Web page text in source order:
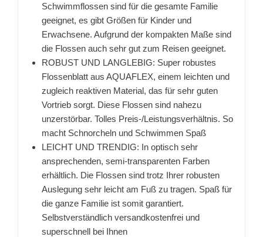
Schwimmflossen sind für die gesamte Familie
geeignet, es gibt Größen für Kinder und
Erwachsene. Aufgrund der kompakten Maße sind
die Flossen auch sehr gut zum Reisen geeignet.
ROBUST UND LANGLEBIG: Super robustes
Flossenblatt aus AQUAFLEX, einem leichten und
zugleich reaktiven Material, das für sehr guten
Vortrieb sorgt. Diese Flossen sind nahezu
unzerstörbar. Tolles Preis-/Leistungsverhältnis. So
macht Schnorcheln und Schwimmen Spaß
LEICHT UND TRENDIG: In optisch sehr
ansprechenden, semi-transparenten Farben
erhältlich. Die Flossen sind trotz Ihrer robusten
Auslegung sehr leicht am Fuß zu tragen. Spaß für
die ganze Familie ist somit garantiert.
Selbstverständlich versandkostenfrei und
superschnell bei Ihnen